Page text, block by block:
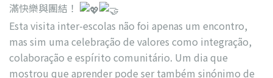
滿快樂與團結！
Esta visita inter-escolas não foi apenas um encontro,
mas sim uma celebração de valores como integração,
colaboração e espírito comunitário. Um dia que
mostrou que aprender pode ser também sinónimo de